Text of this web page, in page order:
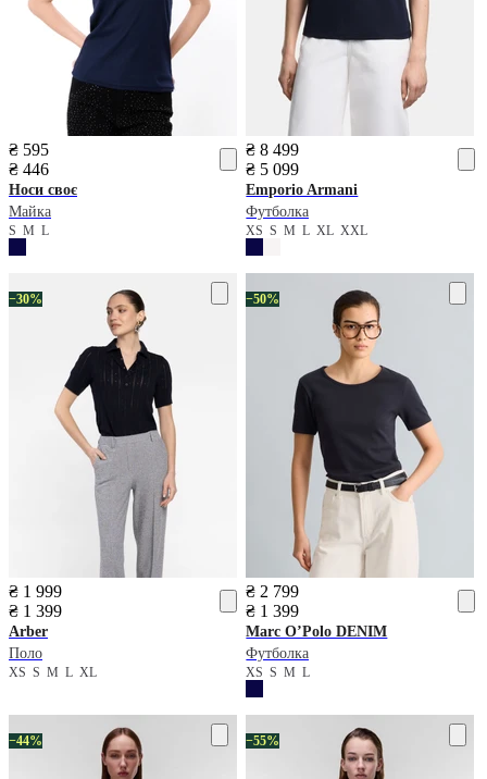
₴ 595
₴ 446
Носи своє
Майка
S M L
₴ 8 499
₴ 5 099
Emporio Armani
Футболка
XSSMLXLXXL
−30%
₴ 1 999
₴ 1 399
Arber
Поло
XS S M L XL
−50%
₴ 2 799
₴ 1 399
Marc O’Polo DENIM
Футболка
XSSML
−44% −55%